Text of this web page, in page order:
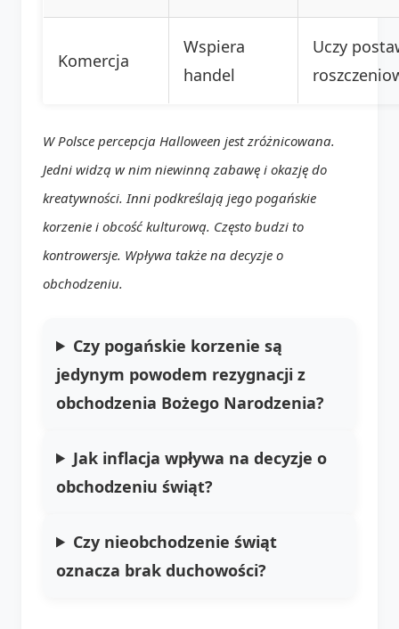
Komercja
Wspiera
handel
Uczy
W Polsce percepcja Halloween jest zróżnicowana.
Jedni widzą w nim niewinną zabawę i okazję do
kreatywności. Inni podkreślają jego pogańskie
korzenie i obcość kulturową. Często budzi to
kontrowersje. Wpływa także na decyzje o
obchodzeniu.
Czy pogańskie korzenie są
jedynym powodem rezygnacji z
obchodzenia Bożego Narodzenia?
Jak inflacja wpływa na decyzje o
obchodzeniu świąt?
Czy nieobchodzenie świąt
oznacza brak duchowości?